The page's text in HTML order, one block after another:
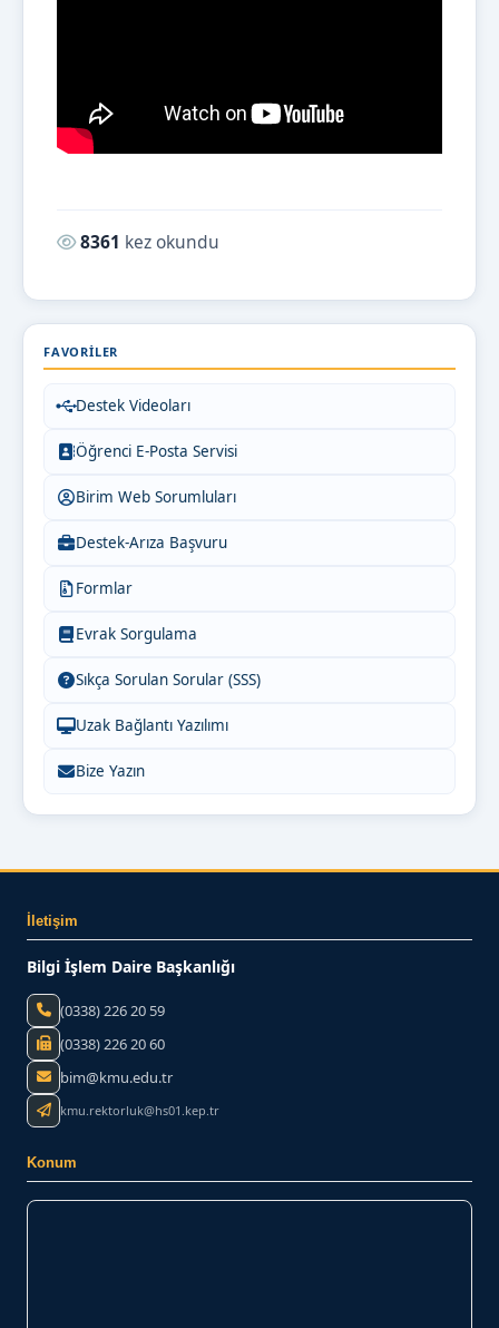
Okunma sayısı:
8361 kez okundu
FAVORILER
Destek Videoları
Öğrenci E-Posta Servisi
Birim Web Sorumluları
Destek-Arıza Başvuru
Formlar
Evrak Sorgulama
Sıkça Sorulan Sorular (SSS)
Uzak Bağlantı Yazılımı
Bize Yazın
İletişim
Bilgi İşlem Daire Başkanlığı
(0338) 226 20 59
(0338) 226 20 60
bim@kmu.edu.tr
kmu.rektorluk@hs01.kep.tr
Konum